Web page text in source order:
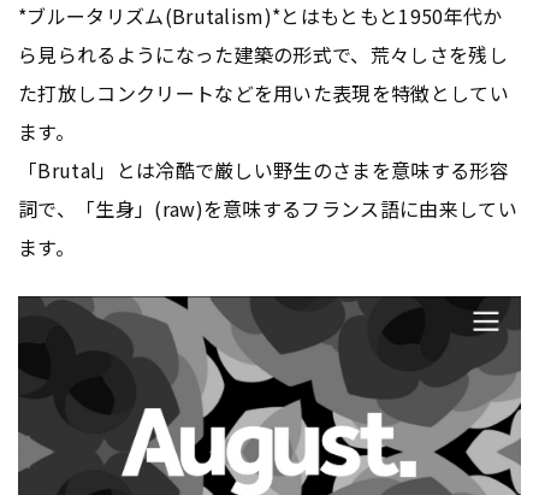
*ブルータリズム(Brutalism)*とはもともと1950年代か
ら見られるようになった建築の形式で、荒々しさを残し
た打放しコンクリートなどを用いた表現を特徴としてい
ます。
「Brutal」とは冷酷で厳しい野生のさまを意味する形容
詞で、「生身」(raw)を意味するフランス語に由来してい
ます。